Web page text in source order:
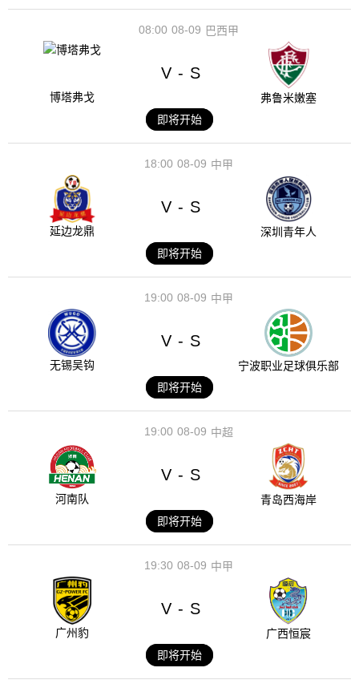
08-09
08:00 巴西甲
博塔弗戈
V - S
弗鲁米嫩塞
即将开始
08-09
18:00 中甲
延边龙鼎
V - S
深圳青年人
即将开始
08-09
19:00 中甲
无锡吴钩
V - S
宁波职业足球俱乐部
即将开始
08-09
19:00 中超
河南队
V - S
青岛西海岸
即将开始
08-09
19:30 中甲
广州豹
V - S
广西恒宸
即将开始